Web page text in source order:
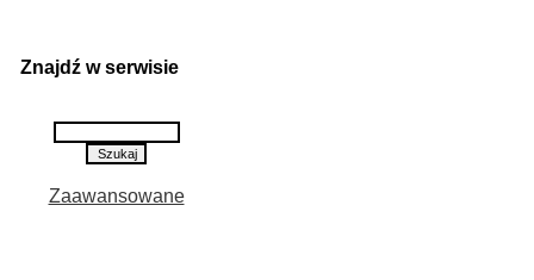
Znajdź w serwisie
Zaawansowane